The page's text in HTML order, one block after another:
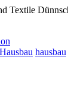
Textile
Hausbau hausbau